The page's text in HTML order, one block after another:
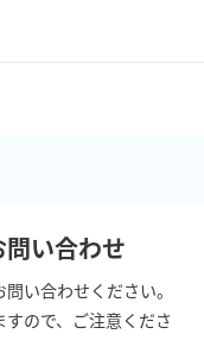
問い合わせ
い合わせください。
ので、ご注意くださ